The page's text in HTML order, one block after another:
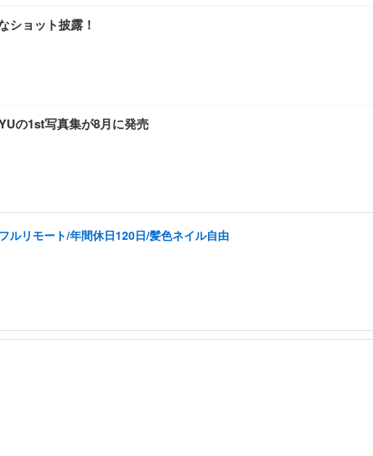
ショット披露！
の1st写真集が8月に発売
ルリモート/年間休日120日/髪色ネイル自由